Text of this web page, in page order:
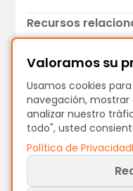
Recursos
¿Qué es el
fundamentales
Cómo analizar su
conocimiento
Cómo
procesos -
resultados
Cómo monitorizar
Valoramos su
Usamos cookies
navegación,
analizar nuestro
todo", usted
Política de Privacidad